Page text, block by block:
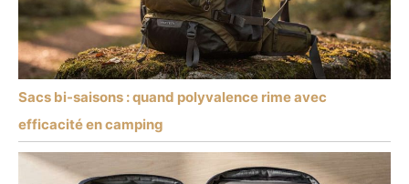
Sacs bi-saisons : quand polyvalence rime avec
efficacité en camping